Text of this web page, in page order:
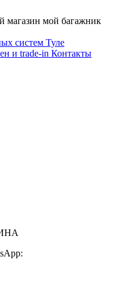
и trade-in Контакты